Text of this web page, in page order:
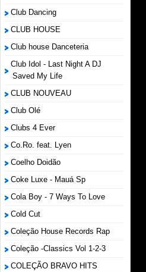
Club Dancing
CLUB HOUSE
Club house Danceteria
Club Idol - Last Night A DJ
Saved My Life
CLUB NOUVEAU
Club Olé
Clubs 4 Ever
Co.Ro. feat. Lyen
Coelho Doidão
Coke Luxe - Mauá Sp
Cola Boy - 7 Ways To Love
Cold Cut
Coleção House Records Rap
Coleção -Classics Vol 1-2-3
COLEÇÃO BRAVO HITS